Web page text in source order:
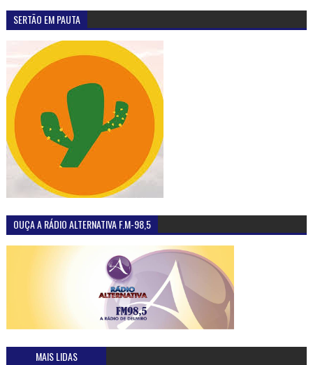
SERTÃO EM PAUTA
OUÇA A RÁDIO ALTERNATIVA F.M-98,5
MAIS LIDAS